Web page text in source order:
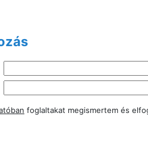
foglaltakat megismertem és